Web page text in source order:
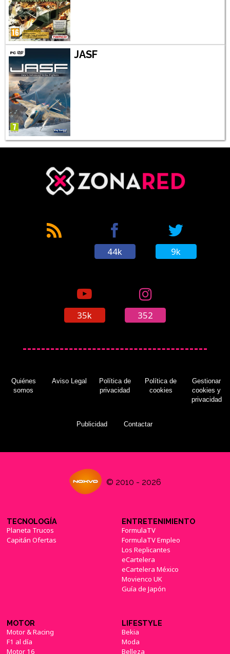
JASF
44k 9k
35k 352
Quiénes
somos
Aviso Legal
Política de
privacidad
Política de
cookies
Gestionar
cookies y
privacidad
Publicidad Contactar
© 2010 - 2026
TECNOLOGÍA
Planeta Trucos
Capitán Ofertas
ENTRETENIMIENTO
FormulaTV
FormulaTV Empleo
Los Replicantes
eCartelera
eCartelera México
Movienco UK
Guía de Japón
MOTOR
Motor & Racing
F1 al día
Motor 16
LIFESTYLE
Bekia
Moda
Belleza